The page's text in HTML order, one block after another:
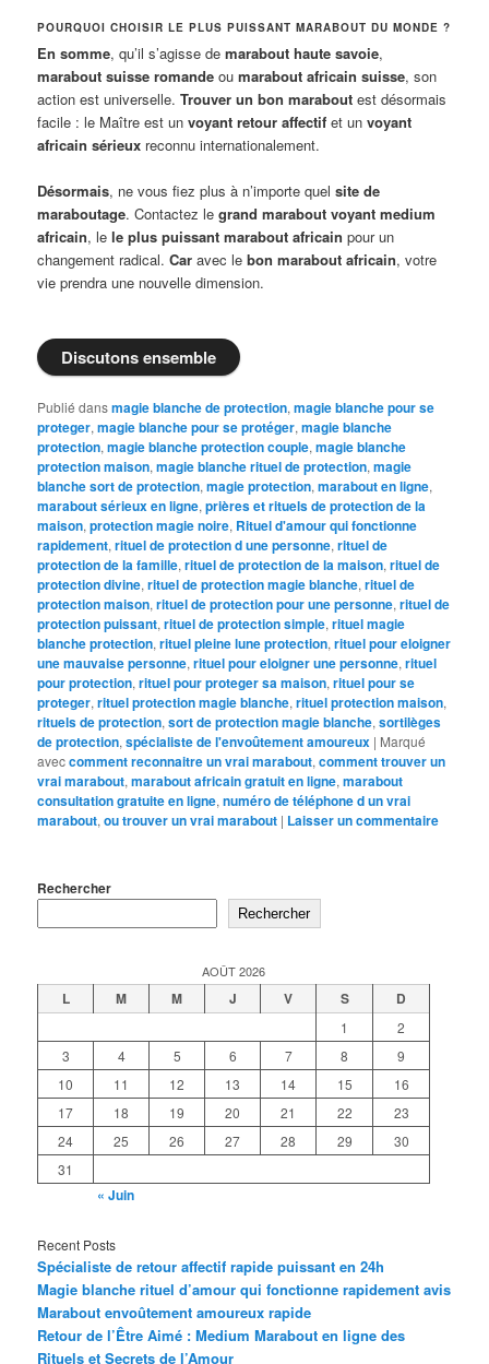
POURQUOI CHOISIR LE PLUS PUISSANT MARABOUT DU MONDE ?
En somme, qu’il s’agisse demarabout haute savoie,
marabout suisse romande oumarabout africain suisse, son
action est universelle.Trouver un bon marabout est désormais
facile : le Maître est unvoyant retour affectif et unvoyant
africain sérieux reconnu internationalement.
Désormais, ne vous fiez plus à n’importe quelsite de
maraboutage. Contactez legrand marabout voyant medium
africain, lele plus puissant marabout africain pour un
changement radical.Car avec lebon marabout africain, votre
vie prendra une nouvelle dimension.
Discutons ensemble
Publié dansmagie blanche de protection,magie blanche pour se
proteger,magie blanche pour se protéger,magie blanche
protection,magie blanche protection couple,magie blanche
protection maison,magie blanche rituel de protection,magie
blanche sort de protection,magie protection,marabout en ligne,
marabout sérieux en ligne,prières et rituels de protection de la
maison,protection magie noire, Rituel d'amour qui fonctionne
rapidement,rituel de protection d une personne,rituel de
protection de la famille,rituel de protection de la maison,rituel de
protection divine,rituel de protection magie blanche,rituel de
protection maison,rituel de protection pour une personne,rituel de
protection puissant,rituel de protection simple,rituel magie
blanche protection,rituel pleine lune protection,rituel pour eloigner
une mauvaise personne,rituel pour eloigner une personne,rituel
pour protection,rituel pour proteger sa maison,rituel pour se
proteger,rituel protection magie blanche,rituel protection maison,
rituels de protection,sort de protection magie blanche,sortilèges
de protection,spécialiste de l'envoûtement amoureux | Marqué
aveccomment reconnaitre un vrai marabout,comment trouver un
vrai marabout,marabout africain gratuit en ligne,marabout
consultation gratuite en ligne,numéro de téléphone d un vrai
marabout,ou trouver un vrai marabout | Laisser un commentaire
Rechercher
Rechercher
AOÛT 2026
L M M J V S D
1
2
3
4 5 6 7 8
9
10
11 12 13 14 15
16
17
18 19 20 21 22
23
24
25 26 27 28 29
30
31
« Juin
Recent Posts
Spécialiste de retour affectif rapide puissant en 24h
Magie blanche rituel d’amour qui fonctionne rapidement avis
Marabout envoûtement amoureux rapide
Retour de l’Être Aimé : Medium Marabout en ligne des
Rituels et Secrets de l’Amour